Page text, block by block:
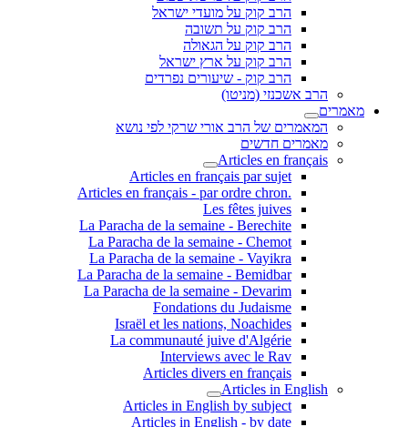
הרב קוק על מועדי ישראל
הרב קוק על תשובה
הרב קוק על הגאולה
הרב קוק על ארץ ישראל
הרב קוק - שיעורים נפרדים
הרב אשכנזי (מניטו)
מאמרים
המאמרים של הרב אורי שרקי לפי נושא
מאמרים חדשים
Articles en français
Articles en français par sujet
.Articles en français - par ordre chron
Les fêtes juives
La Paracha de la semaine - Berechite
La Paracha de la semaine - Chemot
La Paracha de la semaine - Vayikra
La Paracha de la semaine - Bemidbar
La Paracha de la semaine - Devarim
Fondations du Judaisme
Israël et les nations, Noachides
La communauté juive d'Algérie
Interviews avec le Rav
Articles divers en français
Articles in English
Articles in English by subject
Articles in English - by date